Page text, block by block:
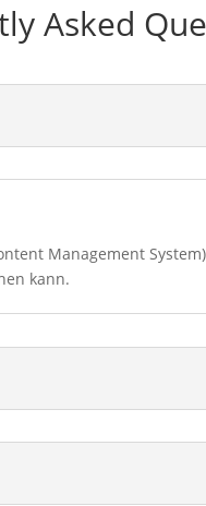
Asked
Management
kann.